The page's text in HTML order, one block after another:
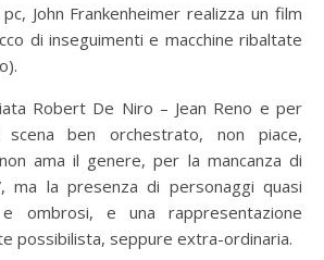
John Frankenheimer realizza un film
di inseguimenti e macchine ribaltate
Robert De Niro – Jean Reno e per
ben orchestrato, non piace,
ama il genere, per la mancanza di
ma la presenza di personaggi quasi
ombrosi, e una rappresentazione
possibilista, seppure extra-ordinaria.